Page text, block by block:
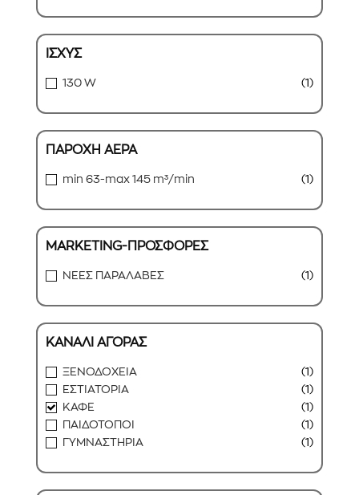
ΙΣΧΥΣ
130 W (1)
ΠΑΡΟΧΗ ΑΕΡΑ
min 63-max 145 m³/min (1)
MARKETING-ΠΡΟΣΦΟΡΕΣ
ΝΕΕΣ ΠΑΡΑΛΑΒΕΣ (1)
ΚΑΝΑΛΙ ΑΓΟΡΑΣ
ΞΕΝΟΔΟΧΕΙΑ
(1)
ΕΣΤΙΑΤΟΡΙΑ
(1)
ΚΑΦE
(1)
ΠΑΙΔΟΤΟΠΟΙ
(1)
ΓΥΜΝΑΣΤΗΡΙΑ
(1)